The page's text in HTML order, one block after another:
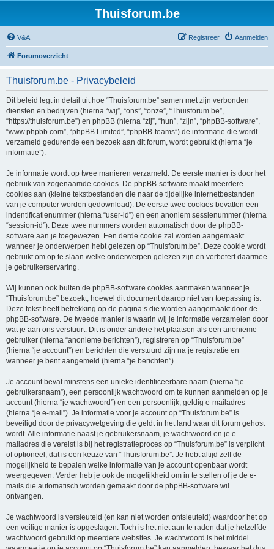
Thuisforum.be
V&A Aanmelden
Registreer
Forumoverzicht
Thuisforum.be - Privacybeleid
Dit beleid legt in detail uit hoe “Thuisforum.be” samen met zijn verbonden
diensten en bedrijven (hierna “wij”, “ons”, “onze”, “Thuisforum.be”,
“https://thuisforum.be”) en phpBB (hierna “zij”, “hun”, “zijn”, “phpBB-software”,
“www.phpbb.com”, “phpBB Limited”, “phpBB-teams”) de informatie die wordt
verzameld gedurende een bezoek aan dit forum, wordt gebruikt (hierna “je
informatie”).
Je informatie wordt op twee manieren verzameld. De eerste manier is door het
gebruik van zogenaamde cookies. De phpBB-software maakt meerdere
cookies aan (kleine tekstbestanden die naar de tijdelijke internetbestanden
van je computer worden gedownload). De eerste twee cookies bevatten een
indentificatienummer (hierna “user-id”) en een anoniem sessienummer (hierna
“session-id”). Deze twee nummers worden automatisch door de phpBB-
software aan je toegewezen. Een derde cookie zal worden aangemaakt
wanneer je onderwerpen hebt gelezen op “Thuisforum.be”. Deze cookie wordt
gebruikt om op te slaan welke onderwerpen gelezen zijn en verbetert daarmee
je gebruikerservaring.
Wij kunnen ook buiten de phpBB-software cookies aanmaken wanneer je
“Thuisforum.be” bezoekt, hoewel dit document daarop niet van toepassing is.
Deze tekst heeft betrekking op de pagina’s die worden aangemaakt door de
phpBB-software. De tweede manier is waarin wij je informatie verzamelen door
wat je aan ons verstuurt. Dit is onder andere het plaatsen als een anonieme
gebruiker (hierna “anonieme berichten”), registreren op “Thuisforum.be”
(hierna “je account”) en berichten die verstuurd zijn na je registratie en
wanneer je bent aangemeld (hierna “je berichten”).
Je account bevat minstens een unieke identificeerbare naam (hierna “je
gebruikersnaam”), een persoonlijk wachtwoord om te kunnen aanmelden op je
account (hierna “je wachtwoord”) en een persoonlijk, geldig e-mailadres
(hierna “je e-mail”). Je informatie voor je account op “Thuisforum.be” is
beveiligd door de privacywetgeving die geldt in het land waar dit forum gehost
wordt. Alle informatie naast je gebruikersnaam, je wachtwoord en je e-
mailadres die vereist is bij het registratieproces op “Thuisforum.be” is verplicht
of optioneel, dat is een keuze van “Thuisforum.be”. Je hebt altijd zelf de
mogelijkheid te bepalen welke informatie van je account openbaar wordt
weergegeven. Verder heb je ook de mogelijkheid om in te stellen of je de e-
mails die automatisch worden gemaakt door de phpBB-software wil
ontvangen.
Je wachtwoord is versleuteld (en kan niet worden ontsleuteld) waardoor het op
een veilige manier is opgeslagen. Toch is het niet aan te raden dat je hetzelfde
wachtwoord gebruikt op meerdere websites. Je wachtwoord is het middel